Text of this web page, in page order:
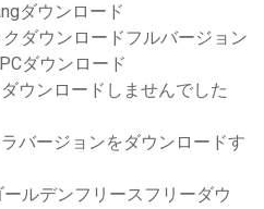
ダウンロード
ダウンロードフルバージョン
ダウンロード
ウンロードしませんでした
バージョンをダウンロードす
ルデンフリースフリーダウ